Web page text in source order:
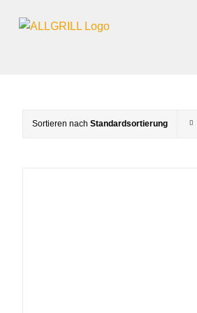
Inhalt
Sortieren nach Standardsortierung